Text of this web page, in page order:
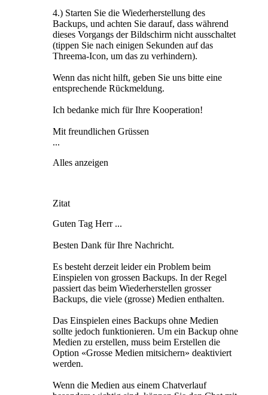
4.) Starten Sie die Wiederherstellung des
Backups, und achten Sie darauf, dass während
dieses Vorgangs der Bildschirm nicht ausschaltet
(tippen Sie nach einigen Sekunden auf das
Threema-Icon, um das zu verhindern).
Wenn das nicht hilft, geben Sie uns bitte eine
entsprechende Rückmeldung.
Ich bedanke mich für Ihre Kooperation!
Mit freundlichen Grüssen
...
Alles anzeigen
Zitat
Guten Tag Herr ...
Besten Dank für Ihre Nachricht.
Es besteht derzeit leider ein Problem beim
Einspielen von grossen Backups. In der Regel
passiert das beim Wiederherstellen grosser
Backups, die viele (grosse) Medien enthalten.
Das Einspielen eines Backups ohne Medien
sollte jedoch funktionieren. Um ein Backup ohne
Medien zu erstellen, muss beim Erstellen die
Option «Grosse Medien mitsichern» deaktiviert
werden.
Wenn die Medien aus einem Chatverlauf